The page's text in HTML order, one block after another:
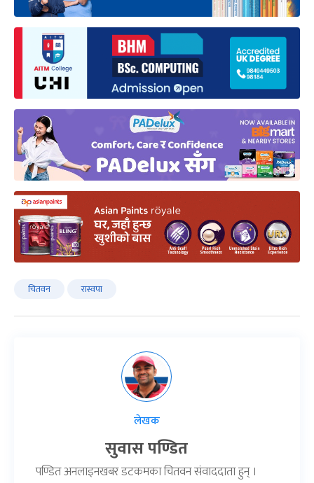
चितवन रास्वपा
लेखक
सुवास पण्डित
पण्डित अनलाइनखबर डटकमका चितवन संवाददाता हुन् ।